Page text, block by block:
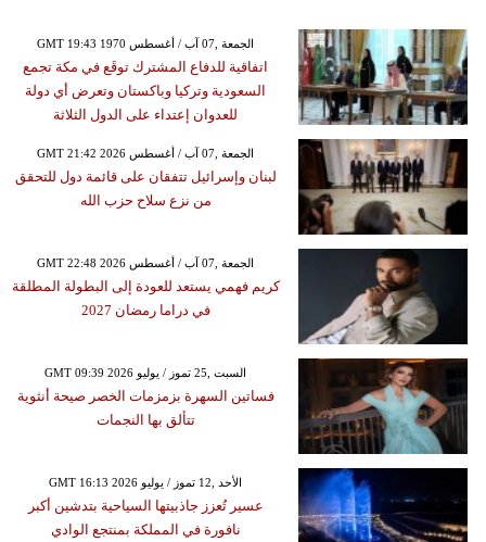
GMT 19:43 1970 الجمعة ,07 آب / أغسطس
اتفاقية للدفاع المشترك توقَع في مكة تجمع
السعودية وتركيا وباكستان وتعرض أي دولة
للعدوان إعتداء على الدول الثلاثة
GMT 21:42 2026 الجمعة ,07 آب / أغسطس
لبنان وإسرائيل تتفقان على قائمة دول للتحقق
من نزع سلاح حزب الله
GMT 22:48 2026 الجمعة ,07 آب / أغسطس
كريم فهمي يستعد للعودة إلى البطولة المطلقة
في دراما رمضان 2027
GMT 09:39 2026 السبت ,25 تموز / يوليو
فساتين السهرة بزمزمات الخصر صيحة أنثوية
تتألق بها النجمات
GMT 16:13 2026 الأحد ,12 تموز / يوليو
عسير تُعزز جاذبيتها السياحية بتدشين أكبر
نافورة في المملكة بمنتجع الوادي